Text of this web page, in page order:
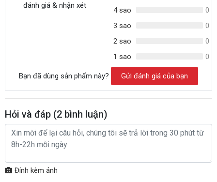
đánh giá & nhận xét
4 sao
0
3 sao
0
2 sao
0
1 sao
0
Bạn đã dùng sản phẩm này? Gửi đánh giá của bạn
Hỏi và đáp (2 bình luận)
Đính kèm ảnh